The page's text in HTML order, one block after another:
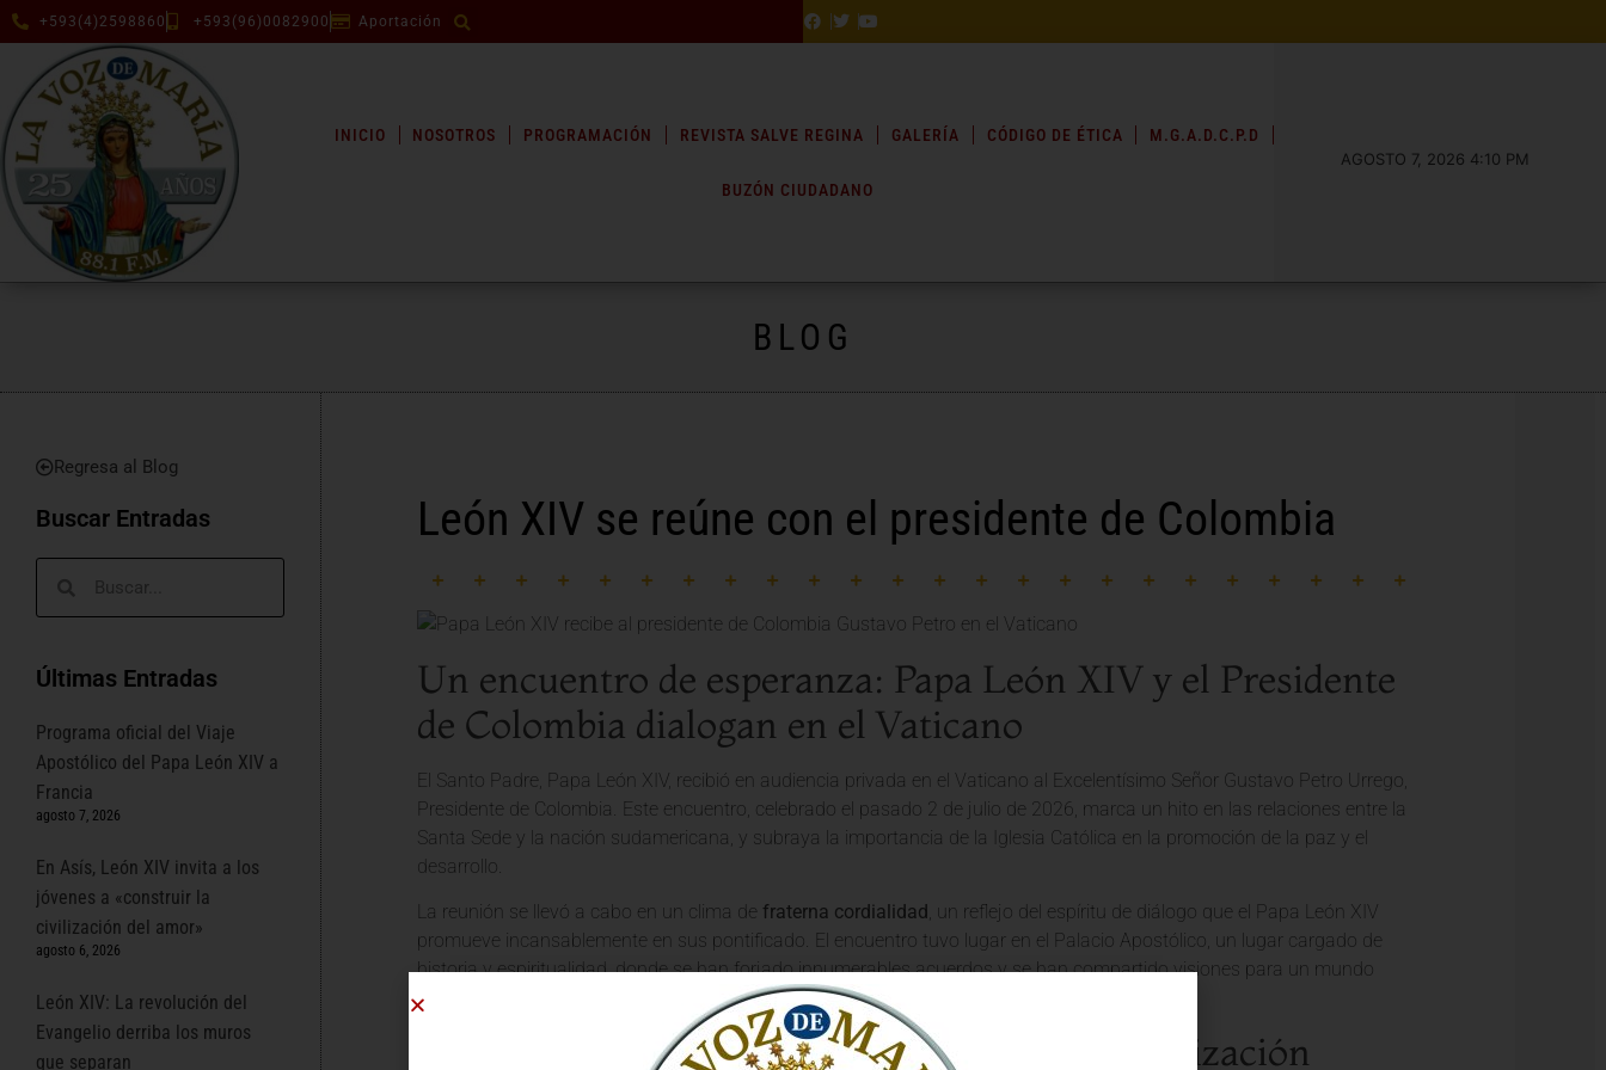
+593(4)2598860 +593(96)0082900 Aportación
INICIO NOSOTROS PROGRAMACIÓN REVISTA SALVE REGINA GALERÍA CÓDIGO DE ÉTICA M.G.A.D.C.P.D
BUZÓN CIUDADANO
AGOSTO 7, 2026 4:10 PM
BLOG
Regresa al Blog
Buscar Entradas
Últimas Entradas
Programa oficial del Viaje
Apostólico del Papa León XIV a
Francia
agosto 7, 2026
En Asís, León XIV invita a los
jóvenes a «construir la
civilización del amor»
agosto 6, 2026
León XIV: La revolución del
Evangelio derriba los muros
que separan
León XIV se reúne con el presidente de Colombia
Un encuentro de esperanza: Papa León XIV y el Presidente
de Colombia dialogan en el Vaticano
El Santo Padre, Papa León XIV, recibió en audiencia privada en el Vaticano al Excelentísimo Señor Gustavo Petro Urrego,
Presidente de Colombia. Este encuentro, celebrado el pasado 2 de julio de 2026, marca un hito en las relaciones entre la
Santa Sede y la nación sudamericana, y subraya la importancia de la Iglesia Católica en la promoción de la paz y el
desarrollo.
La reunión se llevó a cabo en un clima de fraterna cordialidad, un reflejo del espíritu de diálogo que el Papa León XIV
promueve incansablemente en sus pontificado. El encuentro tuvo lugar en el Palacio Apostólico, un lugar cargado de
historia y espiritualidad, donde se han forjado innumerables acuerdos y se han compartido visiones para un mundo
mejor.
Temas clave abordados: Paz, Justicia y Evangelización